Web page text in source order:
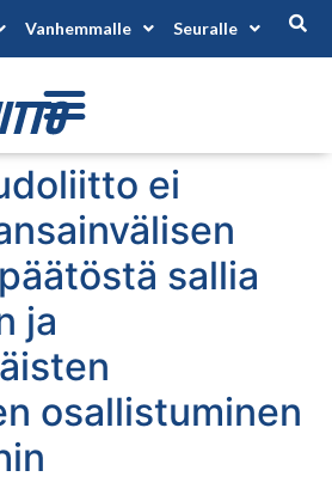
Vanhemmalle Seuralle
ei
sallia
ja
osallistuminen